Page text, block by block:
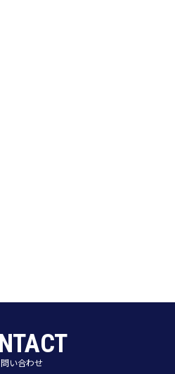
い合わせ